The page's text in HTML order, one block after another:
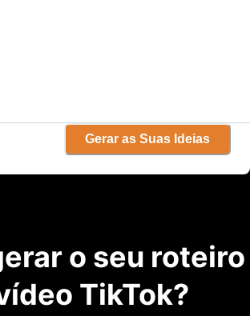
Gerar as Suas Ideias
o seu roteiro
TikTok?